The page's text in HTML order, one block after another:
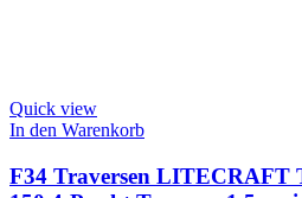
Quick view
In den Warenkorb
F34 Traversen LITECRAFT